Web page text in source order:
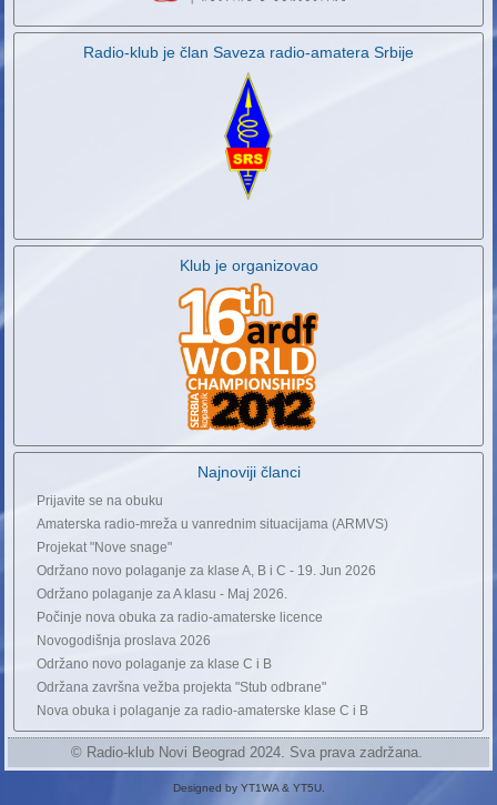
Radio-klub je član Saveza radio-amatera Srbije
Klub je organizovao
Najnoviji članci
Prijavite se na obuku
Amaterska radio-mreža u vanrednim situacijama (ARMVS)
Projekat "Nove snage"
Održano novo polaganje za klase A, B i C - 19. Jun 2026
Održano polaganje za A klasu - Maj 2026.
Počinje nova obuka za radio-amaterske licence
Novogodišnja proslava 2026
Održano novo polaganje za klase C i B
Održana završna vežba projekta "Stub odbrane"
Nova obuka i polaganje za radio-amaterske klase C i B
© Radio-klub Novi Beograd 2024. Sva prava zadržana.
Designed by YT1WA & YT5U.